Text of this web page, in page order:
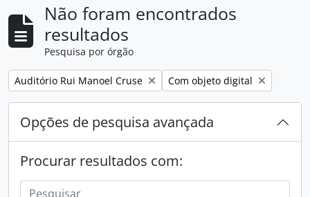
Não foram encontrados
resultados
Pesquisa por órgão
Remover filtro:
Auditório Rui Manoel Cruse Remover filtro:
Com objeto digital
Opções de pesquisa avançada
Procurar resultados com: